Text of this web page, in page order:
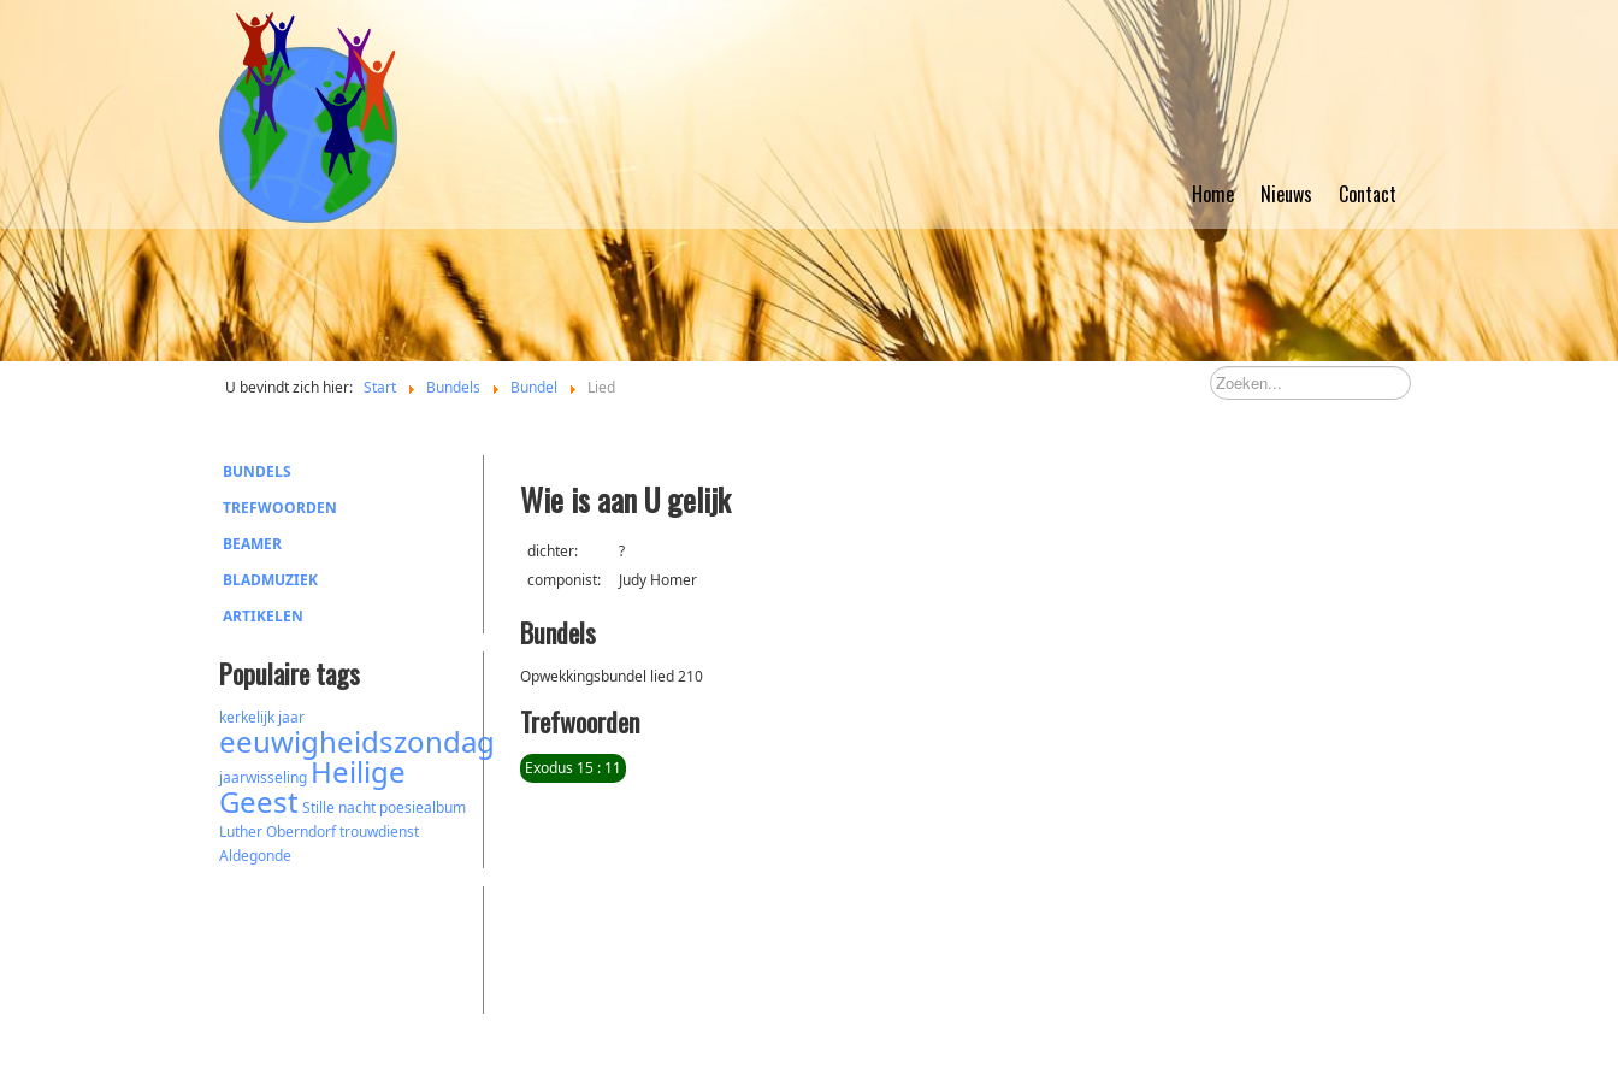
Home Nieuws Contact
U bevindt zich hier: Start Bundels Bundel Lied
BUNDELS
TREFWOORDEN
BEAMER
BLADMUZIEK
ARTIKELEN
Populaire tags
kerkelijk jaar
eeuwigheidszondag
jaarwisselingHeilige
GeestStille nacht poesiealbum
LutherOberndorftrouwdienst
Aldegonde
Wie is aan U gelijk
dichter:
?
componist:
Judy Homer
Bundels
Opwekkingsbundel lied 210
Trefwoorden
Exodus 15 : 11